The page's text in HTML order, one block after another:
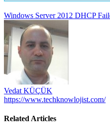
Yazı
gezinmesi
Windows Server 2012 DHCP
Vedat KÜÇÜK
https://www.techknowlojist.com/
Related Articles